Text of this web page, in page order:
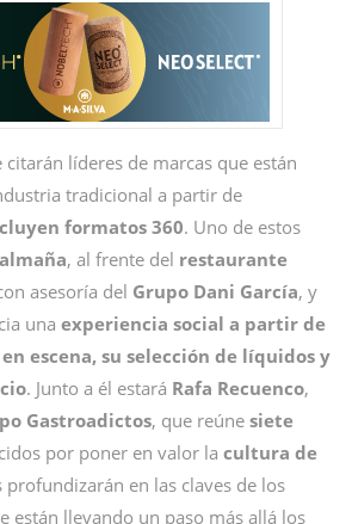
citarán líderes de marcas que están
tradicional a partir de
formatos 360. Uno de estos
, al frente del restaurante
asesoría del Grupo Dani García, y
una experiencia social a partir de
escena, su selección de líquidos y
. Junto a él estará Rafa Recuenco,
Gastroadictos, que reúne siete
por poner en valor la cultura de
profundizarán en las claves de los
están llevando un paso más allá los